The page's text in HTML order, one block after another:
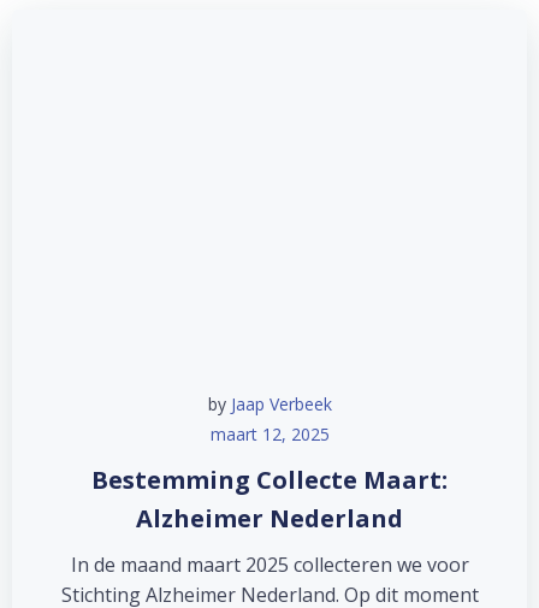
by Jaap Verbeek
maart 12, 2025
Bestemming Collecte Maart:
Alzheimer Nederland
In de maand maart 2025 collecteren we voor
Stichting Alzheimer Nederland. Op dit moment